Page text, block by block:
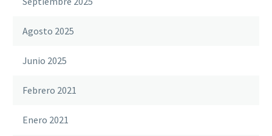
Agosto 2025
Junio 2025
Febrero 2021
Enero 2021